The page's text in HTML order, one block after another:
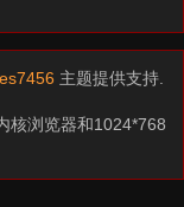
主题提供支持.
核浏览器和1024*768